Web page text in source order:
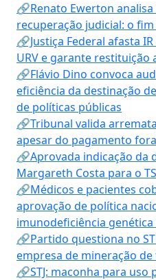
🔗Renato Ewerton
recuperação judicial: o
🔗Justiça Federal afasta
URV e garante restituição
🔗Flávio Dino convoca
eficiência da destinação
de políticas públicas
🔗Tribunal valida
apesar do pagamento
🔗Aprovada indicação da
Margareth Costa para o
🔗Médicos e pacientes
aprovação de política
imunodeficiência genética
🔗Partido questiona no
empresa de mineração
🔗STJ: maconha para uso